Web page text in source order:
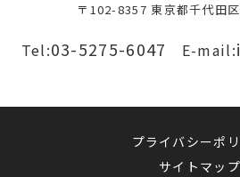
〒102-8357 東京都千代田
Tel:03-5275-6047 E-mail:
プライバシーポ
サイトマップ